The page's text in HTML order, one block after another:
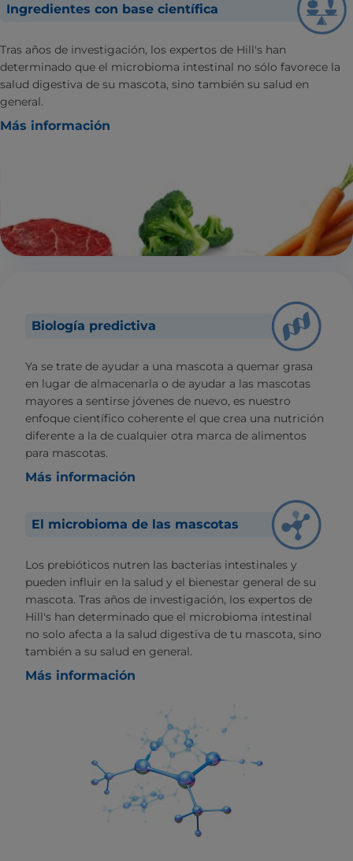
Ingredientes con base científica
Tras años de investigación, los expertos de Hill's han
determinado que el microbioma intestinal no sólo favorece la
salud digestiva de su mascota, sino también su salud en
general.
Más información
Biología predictiva
Ya se trate de ayudar a una mascota a quemar grasa
en lugar de almacenarla o de ayudar a las mascotas
mayores a sentirse jóvenes de nuevo, es nuestro
enfoque científico coherente el que crea una nutrición
diferente a la de cualquier otra marca de alimentos
para mascotas.
Más información
El microbioma de las mascotas
Los prebióticos nutren las bacterias intestinales y
pueden influir en la salud y el bienestar general de su
mascota. Tras años de investigación, los expertos de
Hill's han determinado que el microbioma intestinal
no solo afecta a la salud digestiva de tu mascota, sino
también a su salud en general.
Más información